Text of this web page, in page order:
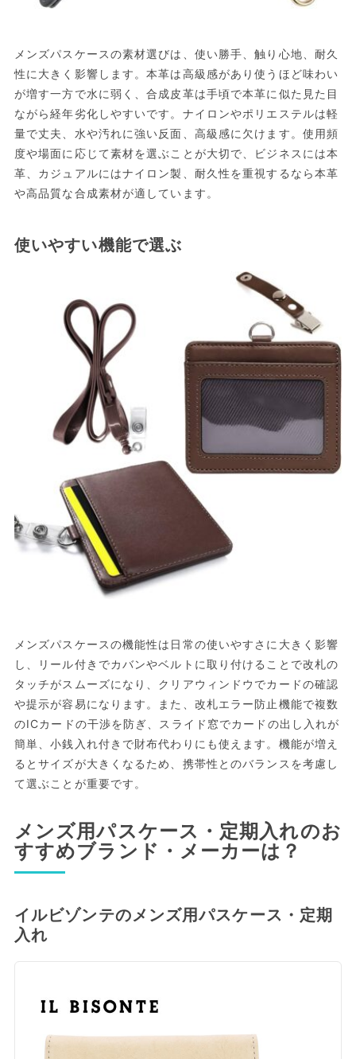
メンズパスケースの素材選びは、使い勝手、触り心地、耐久
性に大きく影響します。本革は高級感があり使うほど味わい
が増す一方で水に弱く、合成皮革は手頃で本革に似た見た目
ながら経年劣化しやすいです。ナイロンやポリエステルは軽
量で丈夫、水や汚れに強い反面、高級感に欠けます。使用頻
度や場面に応じて素材を選ぶことが大切で、ビジネスには本
革、カジュアルにはナイロン製、耐久性を重視するなら本革
や高品質な合成素材が適しています。
使いやすい機能で選ぶ
メンズパスケースの機能性は日常の使いやすさに大きく影響
し、リール付きでカバンやベルトに取り付けることで改札の
タッチがスムーズになり、クリアウィンドウでカードの確認
や提示が容易になります。また、改札エラー防止機能で複数
のICカードの干渉を防ぎ、スライド窓でカードの出し入れが
簡単、小銭入れ付きで財布代わりにも使えます。機能が増え
るとサイズが大きくなるため、携帯性とのバランスを考慮し
て選ぶことが重要です。
メンズ用パスケース・定期入れのお
すすめブランド・メーカーは？
イルビゾンテのメンズ用パスケース・定期
入れ